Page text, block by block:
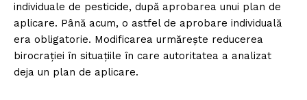
individuale de pesticide, după aprobarea unui plan de
aplicare. Până acum, o astfel de aprobare individuală
era obligatorie. Modificarea urmărește reducerea
birocrației în situațiile în care autoritatea a analizat
deja un plan de aplicare.